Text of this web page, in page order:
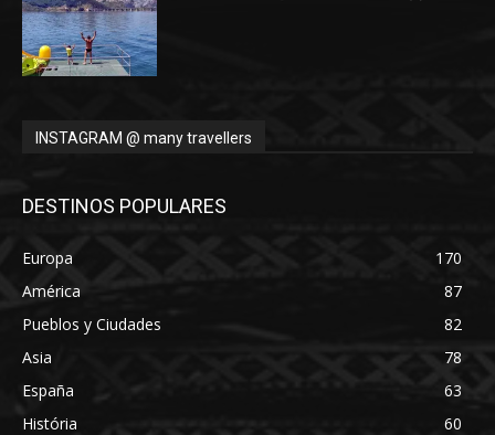
INSTAGRAM @ many travellers
DESTINOS POPULARES
Europa
170
América
87
Pueblos y Ciudades
82
Asia
78
España
63
História
60